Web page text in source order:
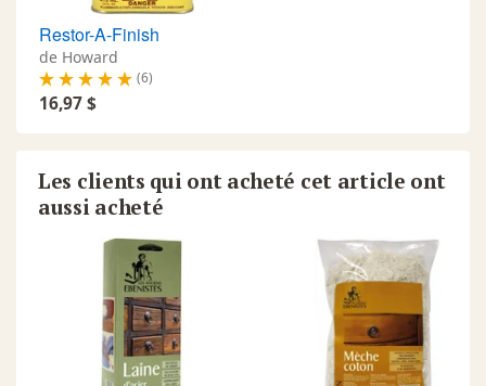
Restor-A-Finish
de Howard
(6)
16,97 $
Les clients qui ont acheté cet article ont
aussi acheté